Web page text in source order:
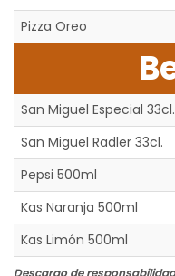
Pizza Oreo
San Miguel Especial 33cl.
San Miguel Radler 33cl.
Pepsi 500ml
Kas Naranja 500ml
Kas Limón 500ml